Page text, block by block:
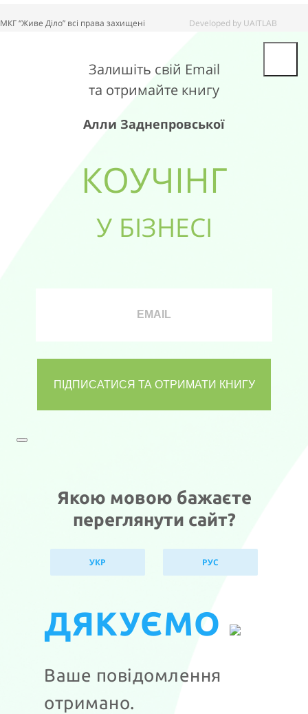
МКГ “Живе Діло” всі права захищені Developed by UAITLAB
Залишіть свій Email
та отримайте книгу
Алли Заднепровської
КОУЧIНГ
У БІЗНЕСІ
Якою мовою бажаєте
переглянути сайт?
УКР РУС
ДЯКУЄМО
Ваше повідомлення
отримано.